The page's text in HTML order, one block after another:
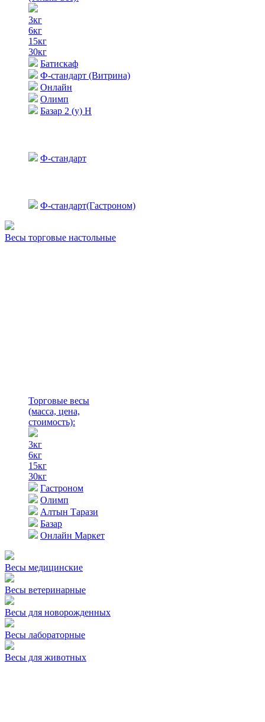
3кг
6кг
15кг
30кг
Батискаф
Ф-стандарт (Витрина)
Онлайн
Олимп
Базар 2 (у) Н
Ф-стандарт
Ф-стандарт(Гастроном)
Весы торговые настольные
Торговые весы
(масса, цена,
стоимость):
3кг
6кг
15кг
30кг
Гастроном
Олимп
Алтын Тарази
Базар
Онлайн Маркет
Весы медицинские
Весы ветеринарные
Весы для новорожденных
Весы лабораторные
Весы для животных